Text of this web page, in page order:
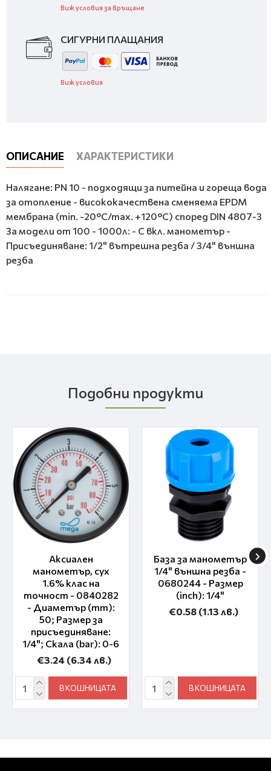
Виж условия за връщане
СИГУРНИ ПЛАЩАНИЯ
Виж условия
ОПИСАНИЕ ХАРАКТЕРИСТИКИ
Налягане: PN 10 - подходящи за питейна и гореща вода
за отопление - висококачествена сменяема EPDM
мембрана (min. -20°C/max. +120°C) според DIN 4807-3
За модели от 100 - 1000л: - С вкл. манометър -
Присъединяване: 1/2" вътрешна резба / 3/4" външна
резба
Подобни продукти
Аксиален
манометър, сух
1.6% клас на
точност - 0840282
- Диаметър (mm):
50; Размер за
присъединяване:
1/4"; Скала (bar): 0-6
€3.24 (6.34 лв.)
В КОШНИЦАТА
База за манометър
1/4" външна резба -
0680244 - Размер
(inch): 1/4"
€0.58 (1.13 лв.)
В КОШНИЦАТА